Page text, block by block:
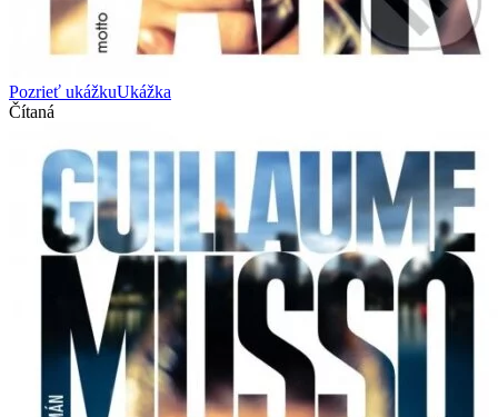
Pozrieť ukážkuUkážka
Čítaná